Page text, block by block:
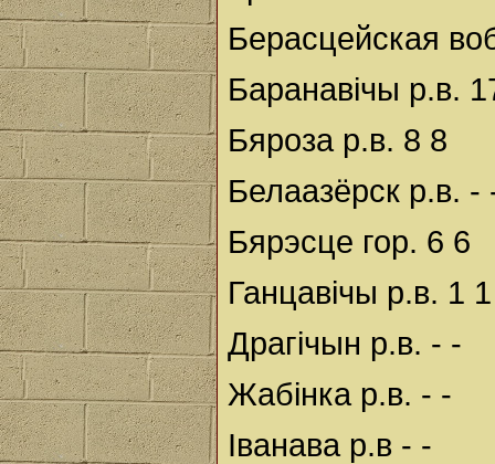
Берасцейская
Баранавічы р.в.
Бяроза р.в. 8 8
Белаазёрск р.в. -
Бярэсце гор. 6 6
Ганцавічы р.в. 1 1
Драгічын р.в. - -
Жабінка р.в. - -
Іванава р.в - -